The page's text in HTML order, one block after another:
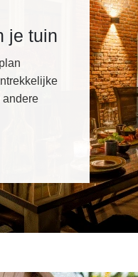
je tuin
andere